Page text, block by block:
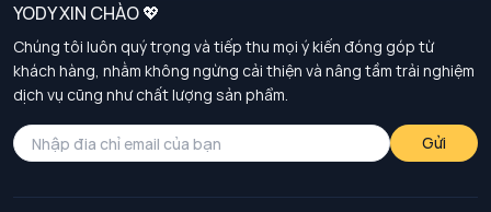
YODY XIN CHÀO 💖
Chúng tôi luôn quý trọng và tiếp thu mọi ý kiến đóng góp từ
khách hàng, nhằm không ngừng cải thiện và nâng tầm trải nghiệm
dịch vụ cũng như chất lượng sản phẩm.
Gửi